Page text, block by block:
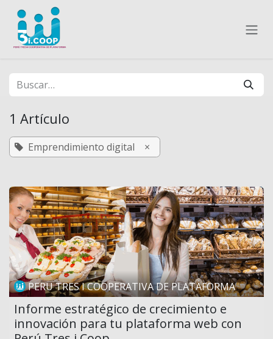
Ir al contenido
1 Artículo
Emprendimiento digital ×
PERU TRES I COOPERATIVA DE PLATAFORMA
Informe estratégico de crecimiento e
innovación para tu plataforma web con